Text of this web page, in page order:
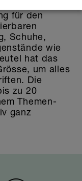
für den
Schuhe,
wie
hat das
um alles
Die
zu 20
Themen-
ganz